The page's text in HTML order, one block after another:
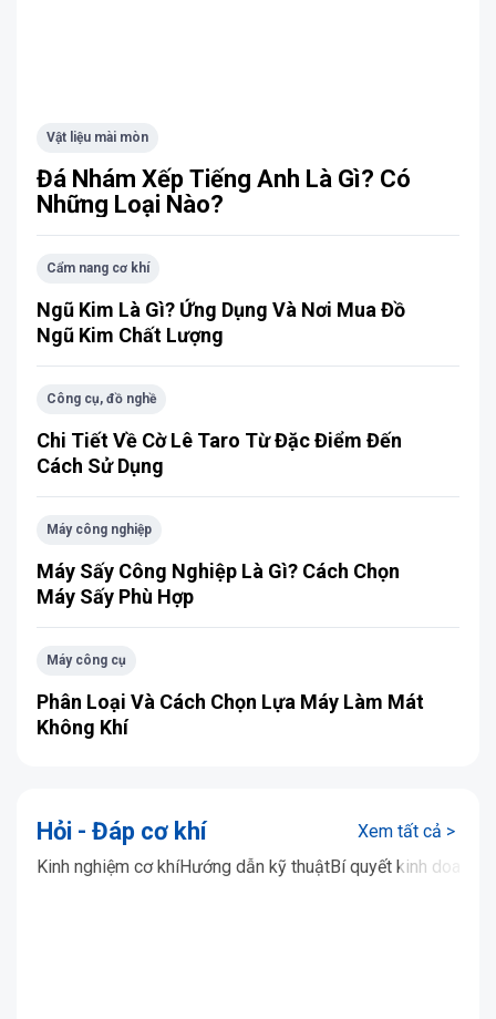
Vật liệu mài mòn
Đá Nhám Xếp Tiếng Anh Là Gì? Có
Những Loại Nào?
Cẩm nang cơ khí
Ngũ Kim Là Gì? Ứng Dụng Và Nơi Mua Đồ
Ngũ Kim Chất Lượng
Công cụ, đồ nghề
Chi Tiết Về Cờ Lê Taro Từ Đặc Điểm Đến
Cách Sử Dụng
Máy công nghiệp
Máy Sấy Công Nghiệp Là Gì? Cách Chọn
Máy Sấy Phù Hợp
Máy công cụ
Phân Loại Và Cách Chọn Lựa Máy Làm Mát
Không Khí
Hỏi - Đáp cơ khí
Xem tất cả >
Kinh nghiệm cơ khíHướng dẫn kỹ thuậtBí quyết kinh doanh